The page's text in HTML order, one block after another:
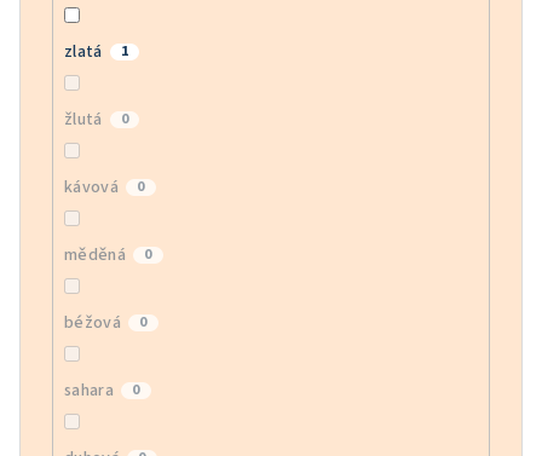
zlatá 1
žlutá 0
kávová 0
měděná 0
béžová 0
sahara 0